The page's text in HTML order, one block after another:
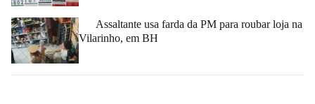
Assaltante usa farda da PM para roubar loja na
Vilarinho, em BH